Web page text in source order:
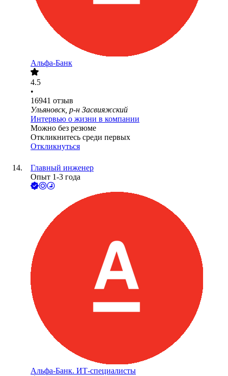
Альфа-Банк
4.5
•
16941 отзыв
Ульяновск, р-н Засвияжский
Интервью о жизни в компании
Можно без резюме
Откликнитесь среди первых
Откликнуться
Главный инженер
Опыт 1-3 года
Альфа-Банк. ИТ-специалисты